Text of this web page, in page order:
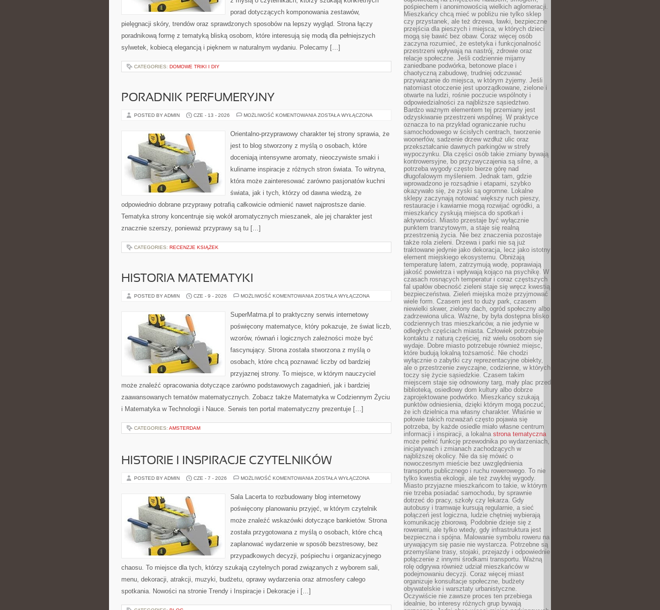
porad dotyczących komponowania zestawów,
pielęgnacji skóry, trendów oraz sprawdzonych sposobów na lepszy wygląd. Strona łączy
poradnikową formę z tematyką bliską osobom, które interesują się modą dla pełniejszych
sylwetek, kobiecą elegancją i pięknem w naturalnym wydaniu. Polecamy […]
CATEGORIES: DOMOWE TRIKI I DIY
PORADNIK PERFUMERYJNY
POSTED BY ADMIN CZE - 13 - 2026 MOŻLIWOŚĆ KOMENTOWANIA PORADNIK
ZOSTAŁA WYŁĄCZONA
Orientalno-przyprawowy charakter tej strony sprawia, że
jest to blog stworzony z myślą o osobach, które
doceniają intensywne aromaty, nieoczywiste smaki i
kulinarne inspiracje z różnych stron świata. To witryna,
która może zainteresować zarówno pasjonatów kuchni
świata, jak i tych, którzy od dawna wiedzą, że
odpowiednio dobrane przyprawy potrafią całkowicie odmienić nawet najprostsze danie.
Tematyka strony koncentruje się wokół aromatycznych mieszanek, ale jej charakter jest
znacznie szerszy, ponieważ przyprawy są tu […]
CATEGORIES: RECENZJE KSIĄŻEK
HISTORIA MATEMATYKI
POSTED BY ADMIN CZE - 9 - 2026 MOŻLIWOŚĆ KOMENTOWANIA HISTORIA
ZOSTAŁA WYŁĄCZONA
SuperMatma.pl to praktyczny serwis internetowy
poświęcony matematyce, który pokazuje, że świat liczb,
wzorów, równań i logicznych zależności może być
fascynujący. Strona została stworzona z myślą o
osobach, które chcą poznawać liczby od bardziej
przyjaznej strony. To miejsce, w którym nauczyciel
może znaleźć opracowania dotyczące zarówno podstawowych zagadnień, jak i bardziej
zaawansowanych tematów matematycznych. Zobacz także Matematyka w Codziennym Życiu
i Matematyka w Technologii i Nauce. Serwis ten portal matematyczny prezentuje […]
CATEGORIES: AMSTERDAM
HISTORIE I INSPIRACJE CZYTELNIKÓW
POSTED BY ADMIN CZE - 7 - 2026 MOŻLIWOŚĆ KOMENTOWANIA HISTORIE
CZYTELNIKÓW
ZOSTAŁA WYŁĄCZONA
Sala Lacerta to rozbudowany blog internetowy
poświęcony planowaniu przyjęć, w którym czytelnik
może znaleźć wskazówki dotyczące bankietów. Strona
została przygotowana z myślą o osobach, które chcą
zaplanować wydarzenie w sposób bezstresowy, bez
przypadkowych decyzji, pośpiechu i organizacyjnego
chaosu. To miejsce dla tych, którzy szukają czytelnych porad związanych z wyborem sali,
menu, dekoracji, atrakcji, muzyki, budżetu, oprawy wydarzenia oraz atmosfery całego
spotkania. Nowości na stronie Trendy i Inspiracje i Dekoracje i […]
pośpiechem i anonimowością wielkich aglomeracji.
Mieszkańcy chcą mieć w pobliżu nie tylko sklep
czy przystanek, ale też drzewa, ławki, bezpieczne
przejścia dla pieszych i miejsca, w których dzieci
mogą się bawić bez obaw. Coraz więcej osób
zaczyna rozumieć, że estetyka i funkcjonalność
przestrzeni wpływają na nastrój, zdrowie oraz
relacje społeczne. Jeśli codziennie mijamy
zaniedbane podwórka, betonowe place i
chaotyczną zabudowę, trudniej odczuwać
przywiązanie do miejsca, w którym żyjemy. Jeśli
natomiast otoczenie jest uporządkowane, zielone i
otwarte na ludzi, rośnie poczucie wspólnoty i
odpowiedzialności za najbliższe sąsiedztwo.
Bardzo ważnym elementem tej przemiany jest
odzyskiwanie przestrzeni wspólnej. W praktyce
oznacza to na przykład ograniczanie ruchu
samochodowego w ścisłych centrach, tworzenie
woonerfów, sadzenie drzew wzdłuż ulic oraz
przekształcanie dawnych parkingów w strefy
wypoczynku. Dla części osób takie zmiany bywają
kontrowersyjne, bo przyzwyczajenia są silne, a
potrzeba wygody często bierze górę nad
długofalowym myśleniem. Jednak tam, gdzie
wprowadzono je rozsądnie i etapami, szybko
okazywało się, że zyski są ogromne. Lokalne
sklepy zaczynają notować większy ruch pieszy,
restauracje i kawiarnie mogą rozwijać ogródki, a
mieszkańcy zyskują miejsca do spotkań i
aktywności. Miasto przestaje być wyłącznie
punktem tranzytowym, a staje się realną
przestrzenią życia. Nie bez znaczenia pozostaje
także rola zieleni. Drzewa i parki nie są już
traktowane jedynie jako dekoracja, lecz jako istotny
element miejskiego ekosystemu. Obniżają
temperaturę latem, zatrzymują wodę, poprawiają
jakość powietrza i wpływają kojąco na psychikę. W
czasach rosnących temperatur i coraz częstszych
fal upałów obecność zieleni staje się wręcz kwestią
bezpieczeństwa. Zieleń miejska może przyjmować
wiele form. Czasem jest to duży park, czasem
niewielki skwer, zielony dach, ogród społeczny albo
zadrzewiona ulica. Ważne, by była dostępna blisko
codziennych tras mieszkańców, a nie jedynie w
odległych częściach miasta. Człowiek potrzebuje
kontaktu z naturą częściej, niż wielu osobom się
wydaje. Dobre miasto potrzebuje również miejsc,
które budują lokalną tożsamość. Nie chodzi
wyłącznie o zabytki czy reprezentacyjne obiekty,
ale o przestrzenie zwyczajne, codzienne, w których
toczy się życie sąsiedzkie. Czasem takim
miejscem staje się odnowiony targ, mały plac przed
biblioteką, osiedlowy dom kultury albo dobrze
zaprojektowane podwórko. Mieszkańcy szukają
punktów odniesienia, dzięki którym mogą poczuć,
że ich dzielnica ma własny charakter. Właśnie w
połowie takich rozważań często pojawia się
potrzeba, by każde osiedle miało własne centrum
informacji i inspiracji, a lokalna strona tematyczna
może pełnić funkcję przewodnika po wydarzeniach,
inicjatywach i zmianach zachodzących w
najbliższej okolicy. Nie da się mówić o
nowoczesnym mieście bez uwzględnienia
transportu publicznego i ruchu rowerowego. To nie
tylko kwestia ekologii, ale też zwykłej wygody.
Miasto przyjazne mieszkańcom to takie, w którym
nie trzeba posiadać samochodu, by sprawnie
dotrzeć do pracy, szkoły czy lekarza. Gdy
autobusy i tramwaje kursują regularnie, a sieć
połączeń jest logiczna, ludzie chętniej wybierają
komunikację zbiorową. Podobnie dzieje się z
rowerami, ale tylko wtedy, gdy infrastruktura jest
bezpieczna i spójna. Malowanie symbolu roweru na
urywającym się pasie nie wystarcza. Potrzebne są
przemyślane trasy, stojaki, przejazdy i odpowiednie
połączenie z innymi środkami transportu. Ważną
rolę odgrywa również udział mieszkańców w
podejmowaniu decyzji. Coraz więcej miast
organizuje konsultacje społeczne, budżety
obywatelskie i warsztaty urbanistyczne.
Oczywiście nie zawsze proces ten przebiega
idealnie, bo interesy różnych grup bywają